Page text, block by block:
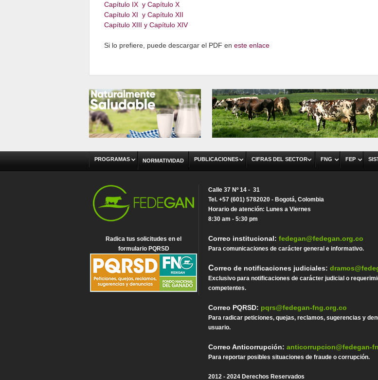
Capítulo IX y Capítulo X
Capítulo XI y Capítulo XII
Capítulo XIII y Capítulo XIV
Si lo prefiere, puede descargar el PDF en este enlace
PROGRAMAS NORMATIVIDAD PUBLICACIONES CIFRAS DEL SECTOR FNG FEP
Radica tus solicitudes en el
formulario PQRSD
Calle 37 Nº 14 - 31
Tel. +57 (601) 5782020 - Bogotá, Colombia
Horario de atención: Lunes a Viernes
8:30 am - 5:30 pm
Correo institucional:fedegan@fedegan.org.co
Para comunicaciones de carácter general e informativo.
Correo de notificaciones judiciales:
Exclusivo para notificaciones de carácter judicial o
competentes.
Correo PQRSD: pqrs@fedegan-fng.org.co
Para radicar peticiones, quejas, reclamos, sugerencias y
usuario.
Correo Anticorrupción:anticorrupcion@fedegan-
Para reportar posibles situaciones de fraude o corrupción.
2012 - 2024 Derechos Reservados